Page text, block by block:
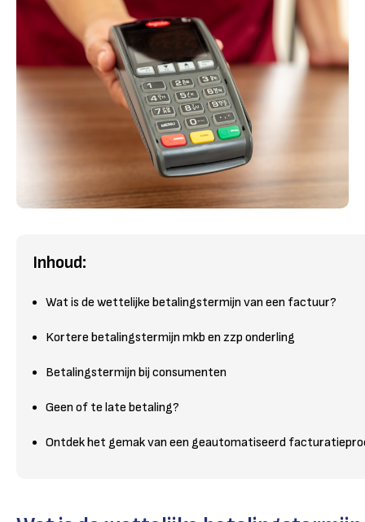
Inhoud:
Wat is de wettelijke betalingstermijn van een factuur?
Kortere betalingstermijn mkb en zzp onderling
Betalingstermijn bij consumenten
Geen of te late betaling?
Ontdek het gemak van een geautomatiseerd